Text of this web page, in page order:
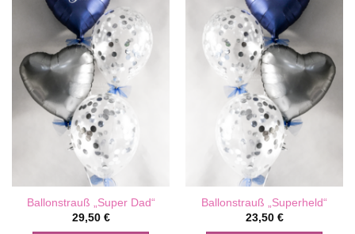
Ballonstrauß „Super Dad“
29,50 €
Ballonstrauß „Superheld“
23,50 €